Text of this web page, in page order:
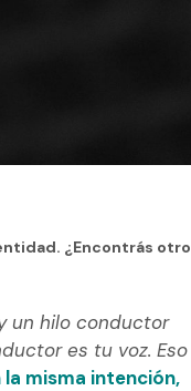
¿Encontrás otro
un hilo conductor
es tu voz. Eso
misma intención,